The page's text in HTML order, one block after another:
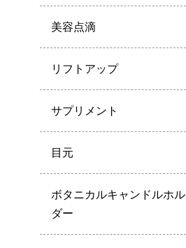
美容点滴
リフトアップ
サプリメント
目元
ボタニカルキャンドルホル
ダー